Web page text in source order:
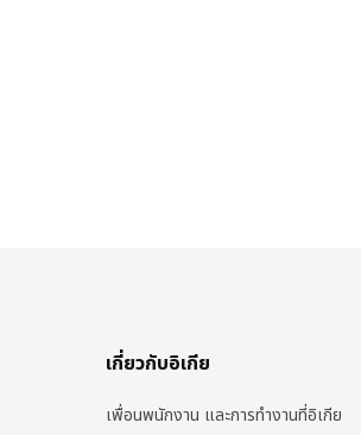
เกี่ยวกับอิเกีย
เพื่อนพนักงาน และการทำงานที่อิเกีย